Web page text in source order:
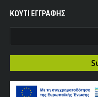
KOYTI ΕΓΓΡΑΦΗΣ